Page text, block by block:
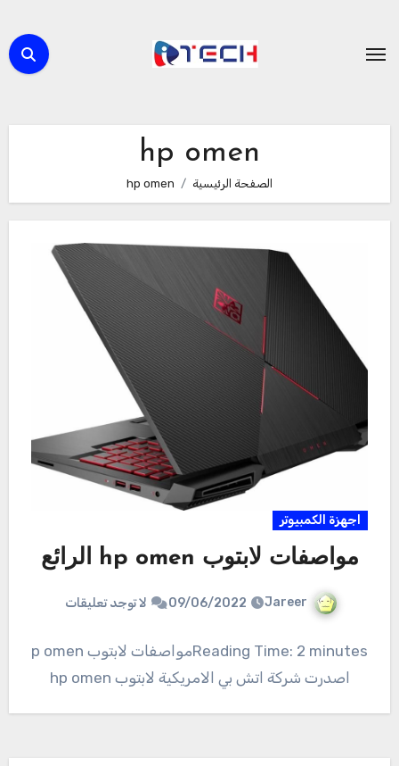
المحتوى
hp omen
الصفحة الرئيسية hp omen
اجهزة الكمبيوتر
مواصفات لابتوب hp omen الرائع
Jareer
09/06/2022 لا توجد تعليقات
Reading Time: 2 minutesمواصفات لابتوب hp omen
اصدرت شركة اتش بي الامريكية لابتوب hp omen